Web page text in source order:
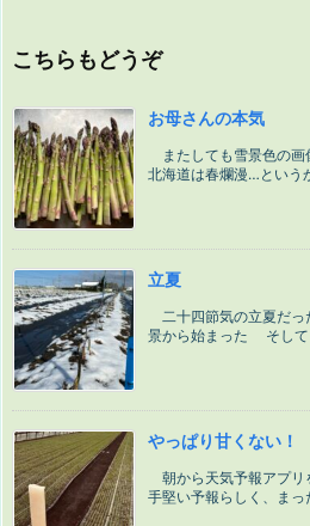
こちらもどうぞ
お母さんの本気
またしても雪景色の
北海道は春爛漫…という
立夏
二十四節気の立夏だっ
景から始まった そして
やっぱり甘くない！
朝から天気予報アプ
手堅い予報らしく、まっ